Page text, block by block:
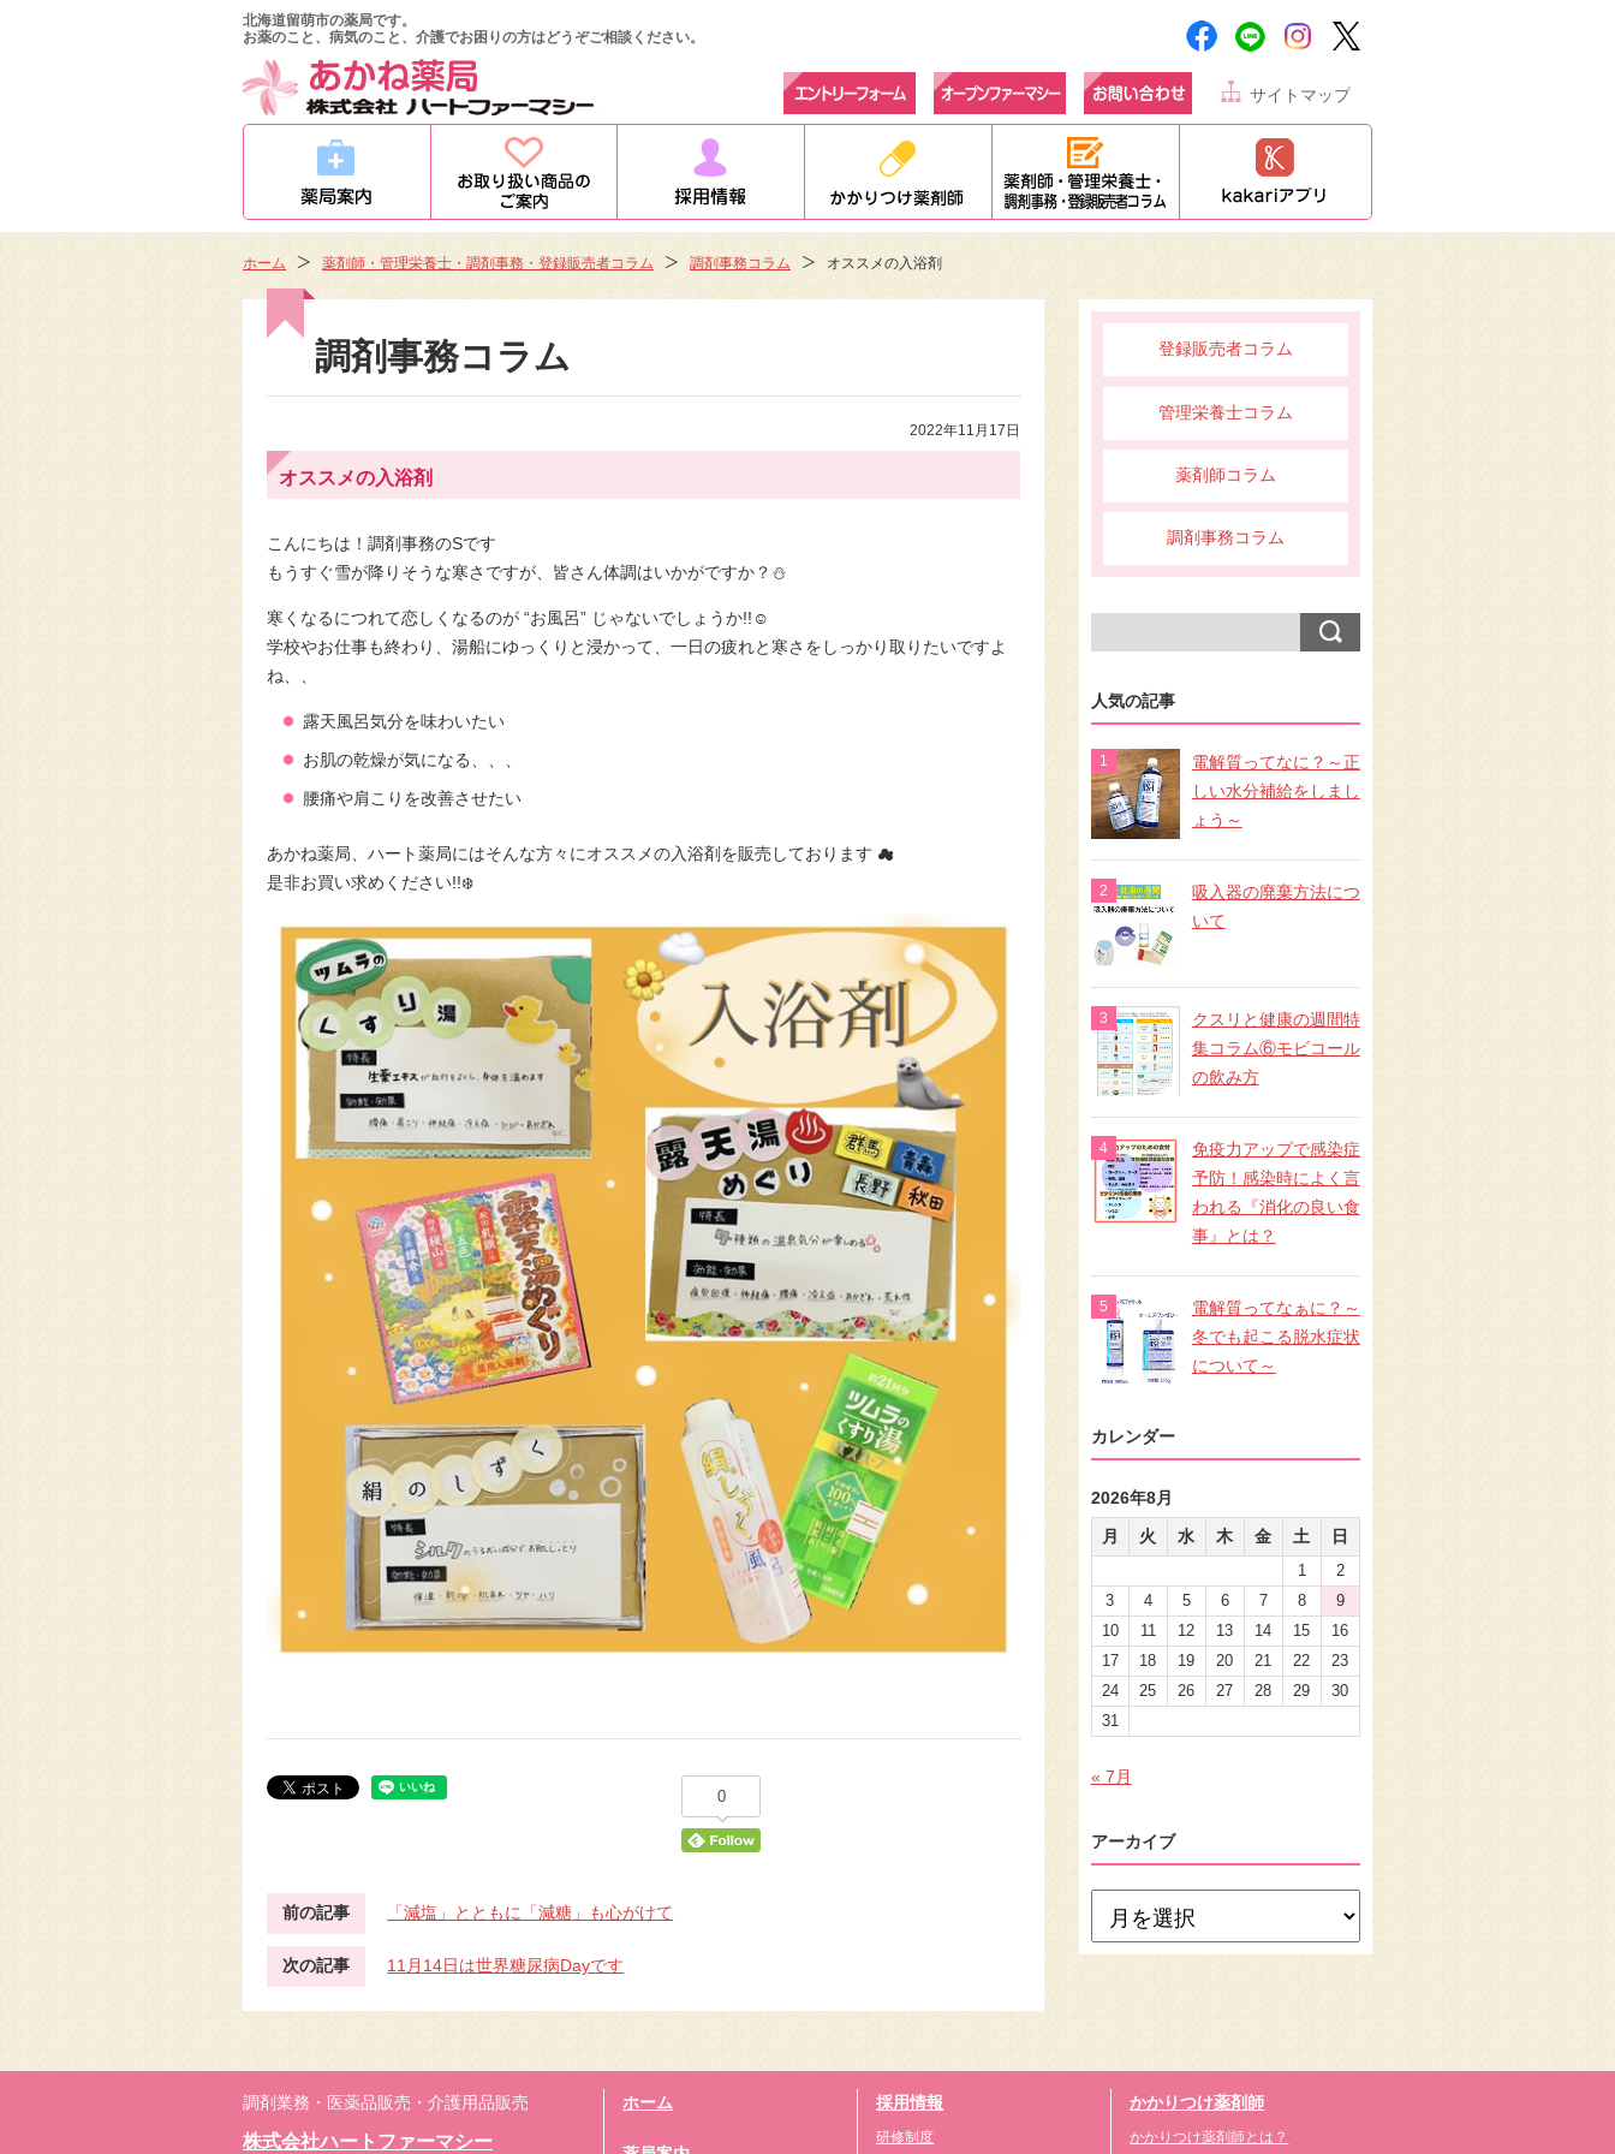
北海道留萌市の薬局です。
お薬のこと、病気のこと、介護でお困りの方はどうぞご相談ください。
サイトマップ
ホーム 薬剤師・管理栄養士・調剤事務・登録販売者コラム 調剤事務コラム オススメの入浴剤
調剤事務コラム
2022年11月17日
オススメの入浴剤
こんにちは！調剤事務のSです
もうすぐ雪が降りそうな寒さですが、皆さん体調はいかがですか？⛄
寒くなるにつれて恋しくなるのが “お風呂” じゃないでしょうか!!☺️
学校やお仕事も終わり、湯船にゆっくりと浸かって、一日の疲れと寒さをしっかり取りたいですよ
ね、、
露天風呂気分を味わいたい
お肌の乾燥が気になる、、、
腰痛や肩こりを改善させたい
あかね薬局、ハート薬局にはそんな方々にオススメの入浴剤を販売しております ☁
是非お買い求めください!!❄️
0
前の記事 「減塩」とともに「減糖」も心がけて
次の記事 11月14日は世界糖尿病Dayです
登録販売者コラム
管理栄養士コラム
薬剤師コラム
調剤事務コラム
人気の記事
電解質ってなに？～正
しい水分補給をしまし
ょう～
吸入器の廃棄方法につ
いて
クスリと健康の週間特
集コラム⑥モビコール
の飲み方
免疫力アップで感染症
予防！感染時によく言
われる『消化の良い食
事』とは？
電解質ってなぁに？～
冬でも起こる脱水症状
について～
カレンダー
2026年8月
月
火 水 木 金 土 日
1
2
3
4 5 6 7 8
9
10
11 12 13 14 15
16
17
18 19 20 21 22
23
24
25 26 27 28 29
30
31
« 7月
アーカイブ
ホーム 採用情報
研修制度
かかりつけ薬剤師
かかりつけ薬剤師とは？
調剤業務・医薬品販売・介護用品販売
株式会社ハートファーマシー